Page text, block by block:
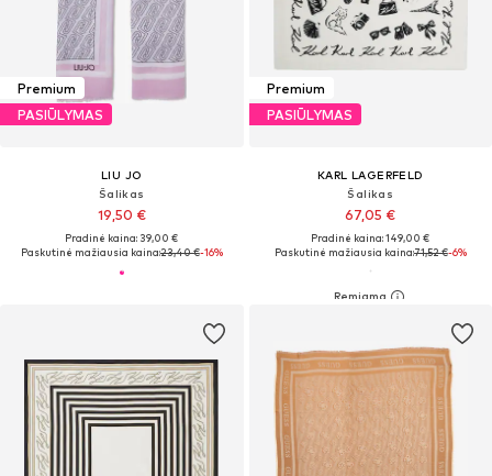
Premium
PASIŪLYMAS
LIU JO
Šalikas
19,50 €
Pradinė kaina: 39,00 €
Paskutinė mažiausia kaina:23,40 €-16%
Premium
PASIŪLYMAS
KARL LAGERFELD
Šalikas
67,05 €
Pradinė kaina: 149,00 €
Paskutinė mažiausia kaina:71,52 €-6%